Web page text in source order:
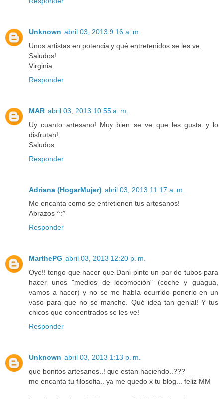
Unknown abril 03, 2013 9:16 a. m.
Unos artistas en potencia y qué entretenidos se les ve.
Saludos!
Virginia
Responder
MAR abril 03, 2013 10:55 a. m.
Uy cuanto artesano! Muy bien se ve que les gusta y lo
disfrutan!
Saludos
Responder
Adriana (HogarMujer) abril 03, 2013 11:17 a. m.
Me encanta como se entretienen tus artesanos!
Abrazos ^:^
Responder
MarthePG abril 03, 2013 12:20 p. m.
Oye!! tengo que hacer que Dani pinte un par de tubos para
hacer unos "medios de locomoción" (coche y guagua,
vamos a hacer) y no se me había ocurrido ponerlo en un
vaso para que no se manche. Qué idea tan genial! Y tus
chicos que concentrados se les ve!
Responder
Unknown abril 03, 2013 1:13 p. m.
que bonitos artesanos..! que estan haciendo..???
me encanta tu filosofia.. ya me quedo x tu blog... feliz MM